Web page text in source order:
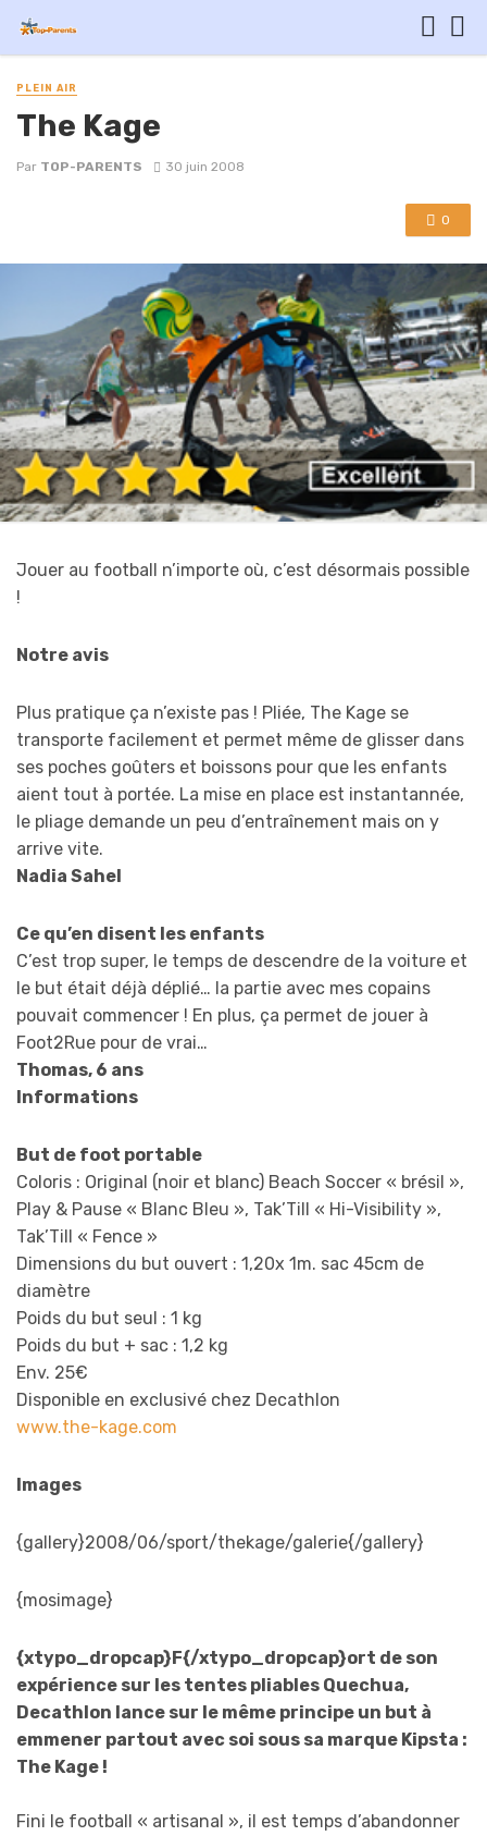
PLEIN AIR
The Kage
Par TOP-PARENTS 30 juin 2008
0
Jouer au football n’importe où, c’est désormais possible
!
Notre avis
Plus pratique ça n’existe pas ! Pliée, The Kage se
transporte facilement et permet même de glisser dans
ses poches goûters et boissons pour que les enfants
aient tout à portée. La mise en place est instantannée,
le pliage demande un peu d’entraînement mais on y
arrive vite.
Nadia Sahel
Ce qu’en disent les enfants
C’est trop super, le temps de descendre de la voiture et
le but était déjà déplié… la partie avec mes copains
pouvait commencer ! En plus, ça permet de jouer à
Foot2Rue pour de vrai…
Thomas, 6 ans
Informations
But de foot portable
Coloris : Original (noir et blanc) Beach Soccer « brésil »,
Play & Pause « Blanc Bleu », Tak’Till « Hi-Visibility »,
Tak’Till « Fence »
Dimensions du but ouvert : 1,20x 1m. sac 45cm de
diamètre
Poids du but seul : 1 kg
Poids du but + sac : 1,2 kg
Env. 25€
Disponible en exclusivé chez Decathlon
www.the-kage.com
Images
{gallery}2008/06/sport/thekage/galerie{/gallery}
{mosimage}
{xtypo_dropcap}F{/xtypo_dropcap}ort de son
expérience sur les tentes pliables Quechua,
Decathlon lance sur le même principe un but à
emmener partout avec soi sous sa marque Kipsta :
The Kage !
Fini le football « artisanal », il est temps d’abandonner